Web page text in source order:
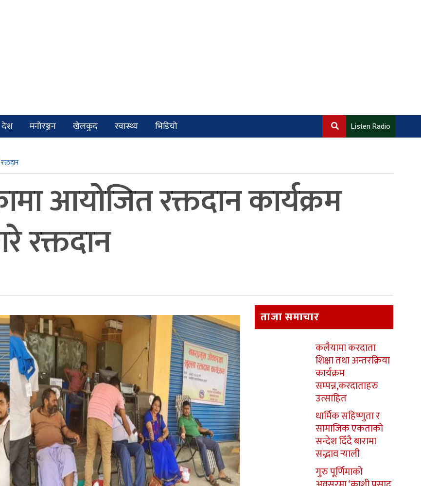
देश मनोरञ्जन खेलकुद स्वास्थ्य
भिडियो
Listen Radio
आयोजित रक्तदान कार्यक्रम
रक्तदान
ताजा समाचार
कलैयामा करदाता
शिक्षा तथा अन्तरक्रिया
कार्यक्रम
सम्पन्न,करदाताहरु
उत्साहित
धार्मिक सहिष्णुता र
सामाजिक एकताको
सन्देश दिँदै बारामा
सद्भाव र्‍याली
गुरु पूर्णिमाको